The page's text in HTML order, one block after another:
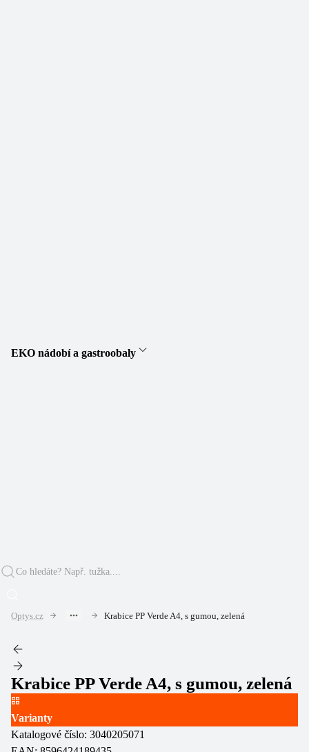
EKO nádobí a gastroobaly
Optys.cz Krabice PP Verde A4, s gumou, zelená
Krabice PP Verde A4, s gumou, zelená
Varianty
Katalogové číslo: 3040205071